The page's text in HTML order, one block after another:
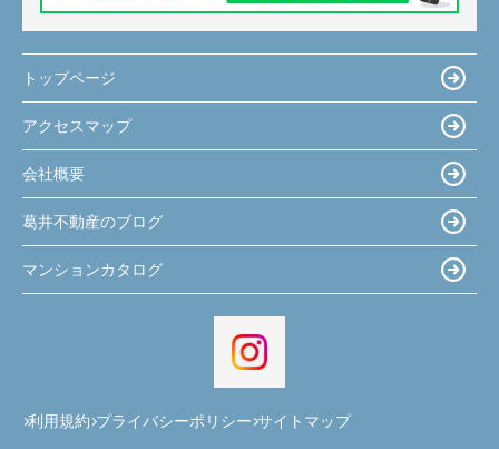
トップページ
アクセスマップ
会社概要
葛井不動産のブログ
マンションカタログ
利用規約 プライバシーポリシー サイトマップ